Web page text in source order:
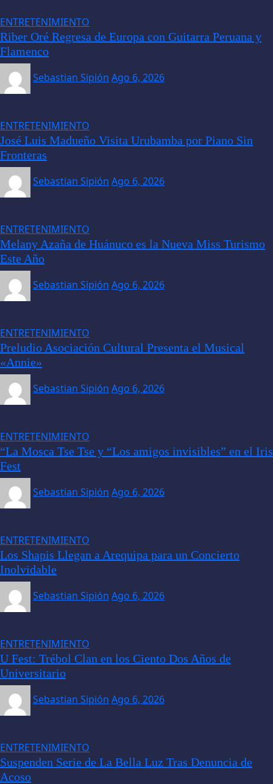
ENTRETENIMIENTO
Riber Oré Regresa de Europa con Guitarra Peruana y
Flamenco
Sebastian Sipión Ago 6, 2026
ENTRETENIMIENTO
José Luis Madueño Visita Urubamba por Piano Sin
Fronteras
Sebastian Sipión Ago 6, 2026
ENTRETENIMIENTO
Melany Azaña de Huánuco es la Nueva Miss Turismo
Este Año
Sebastian Sipión Ago 6, 2026
ENTRETENIMIENTO
Preludio Asociación Cultural Presenta el Musical
«Annie»
Sebastian Sipión Ago 6, 2026
ENTRETENIMIENTO
“La Mosca Tse Tse y “Los amigos invisibles” en el Iris
Fest
Sebastian Sipión Ago 6, 2026
ENTRETENIMIENTO
Los Shapis Llegan a Arequipa para un Concierto
Inolvidable
Sebastian Sipión Ago 6, 2026
ENTRETENIMIENTO
U Fest: Trébol Clan en los Ciento Dos Años de
Universitario
Sebastian Sipión Ago 6, 2026
ENTRETENIMIENTO
Suspenden Serie de La Bella Luz Tras Denuncia de
Acoso